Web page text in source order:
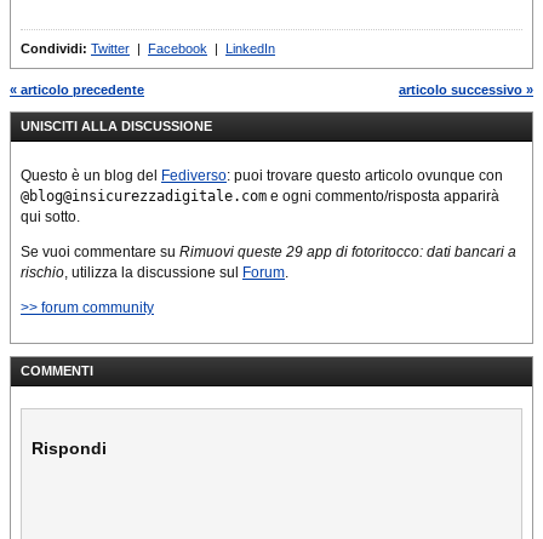
Condividi: Twitter | Facebook | LinkedIn
« articolo precedente articolo successivo »
UNISCITI ALLA DISCUSSIONE
Questo è un blog del Fediverso: puoi trovare questo articolo ovunque con
@blog@insicurezzadigitale.com e ogni commento/risposta apparirà
qui sotto.
Se vuoi commentare su Rimuovi queste 29 app di fotoritocco: dati bancari a
rischio, utilizza la discussione sul Forum.
>> forum community
COMMENTI
Rispondi